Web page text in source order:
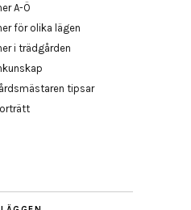
A-Ö
för olika lägen
i trädgården
tipsar